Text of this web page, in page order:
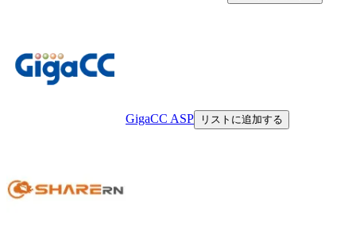
GigaCC ASP リストに追加する